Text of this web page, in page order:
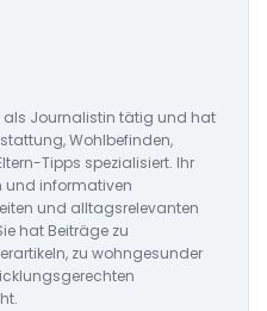
als Journalistin tätig und hat
Wohlbefinden,
Tipps spezialisiert. Ihr
und informativen
und alltagsrelevanten
hat Beiträge zu
zu wohngesunder